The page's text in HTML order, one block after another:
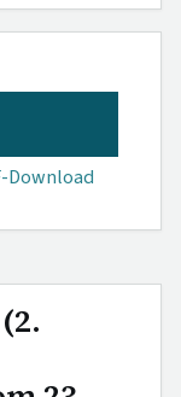
Download